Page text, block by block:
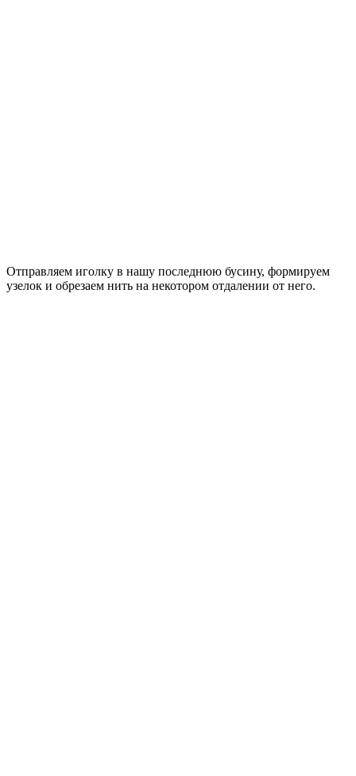
Отправляем иголку в нашу последнюю бусину, формируем
узелок и обрезаем нить на некотором отдалении от него.